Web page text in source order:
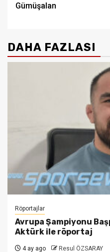
Gümüşalan
DAHA FAZLASI
Röportajlar
Avrupa Şampiyonu
Aktürk ile röportaj
4 ay ago Resul ÖZSARAY